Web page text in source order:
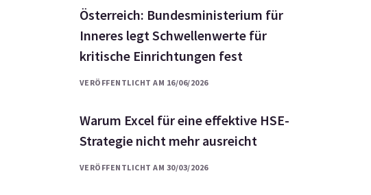
Österreich: Bundesministerium für
Inneres legt Schwellenwerte für
kritische Einrichtungen fest
VERÖFFENTLICHT AM 16/06/2026
Warum Excel für eine effektive HSE-
Strategie nicht mehr ausreicht
VERÖFFENTLICHT AM 30/03/2026